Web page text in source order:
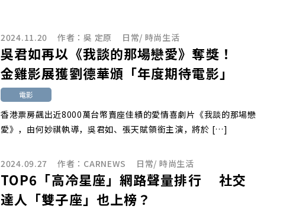
2024.11.20 作者：吳 定原 日常/ 時尚生活
吳君如再以《我談的那場戀愛》奪獎！
金雞影展獲劉德華頒「年度期待電影」
電影
香港票房飆出近8000萬台幣賣座佳績的愛情喜劇片《我談的那場戀
愛》，由何妙祺執導，吳君如、張天賦領銜主演，將於 […]
2024.09.27 作者： CARNEWS 日常/ 時尚生活
TOP6「高冷星座」網路聲量排行 社交
達人「雙子座」也上榜？